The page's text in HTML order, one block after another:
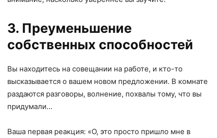
3. Преуменьшение
собственных способностей
Вы находитесь на совещании на работе, и кто-то
высказывается о вашем новом предложении. В комнате
раздаются разговоры, волнение, похвалы тому, что вы
придумали…
Ваша первая реакция: «О, это просто пришло мне в